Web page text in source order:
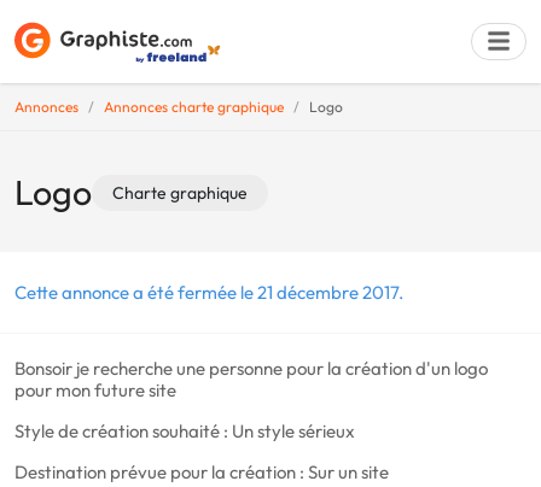
Annonces Annonces charte graphique Logo
Logo Charte graphique
Cette annonce a été fermée le 21 décembre 2017.
Bonsoir je recherche une personne pour la création d'un logo
pour mon future site
Style de création souhaité : Un style sérieux
Destination prévue pour la création : Sur un site